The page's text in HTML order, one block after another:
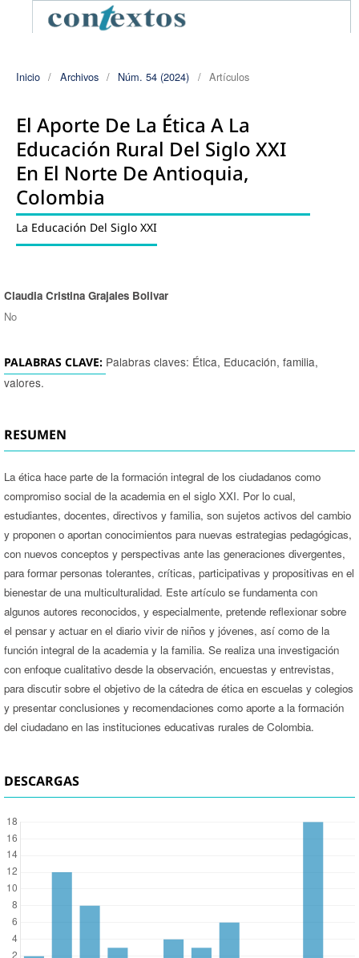
Inicio / Archivos / Núm. 54 (2024) / Artículos
El Aporte De La Ética A La
Educación Rural Del Siglo XXI
En El Norte De Antioquia,
Colombia
La Educación Del Siglo XXI
Autores/as
Claudia Cristina Grajales Bolivar
No
PALABRAS CLAVE: Palabras claves: Ética, Educación, familia,
valores.
RESUMEN
La ética hace parte de la formación integral de los ciudadanos como
compromiso social de la academia en el siglo XXI. Por lo cual,
estudiantes, docentes, directivos y familia, son sujetos activos del cambio
y proponen o aportan conocimientos para nuevas estrategias pedagógicas,
con nuevos conceptos y perspectivas ante las generaciones divergentes,
para formar personas tolerantes, críticas, participativas y propositivas en el
bienestar de una multiculturalidad. Este artículo se fundamenta con
algunos autores reconocidos, y especialmente, pretende reflexionar sobre
el pensar y actuar en el diario vivir de niños y jóvenes, así como de la
función integral de la academia y la familia. Se realiza una investigación
con enfoque cualitativo desde la observación, encuestas y entrevistas,
para discutir sobre el objetivo de la cátedra de ética en escuelas y colegios
y presentar conclusiones y recomendaciones como aporte a la formación
del ciudadano en las instituciones educativas rurales de Colombia.
DESCARGAS